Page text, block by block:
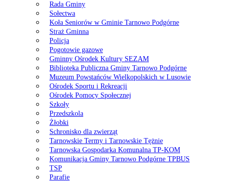
Rada Gminy
Sołectwa
Koła Seniorów w Gminie Tarnowo Podgórne
Straż Gminna
Policja
Pogotowie gazowe
Gminny Ośrodek Kultury SEZAM
Biblioteka Publiczna Gminy Tarnowo Podgórne
Muzeum Powstańców Wielkopolskich w Lusowie
Ośrodek Sportu i Rekreacji
Ośrodek Pomocy Społecznej
Szkoły
Przedszkola
Żłobki
Schronisko dla zwierząt
Tarnowskie Termy i Tarnowskie Tężnie
Tarnowska Gospodarka Komunalna TP-KOM
Komunikacja Gminy Tarnowo Podgórne TPBUS
TSP
Parafie